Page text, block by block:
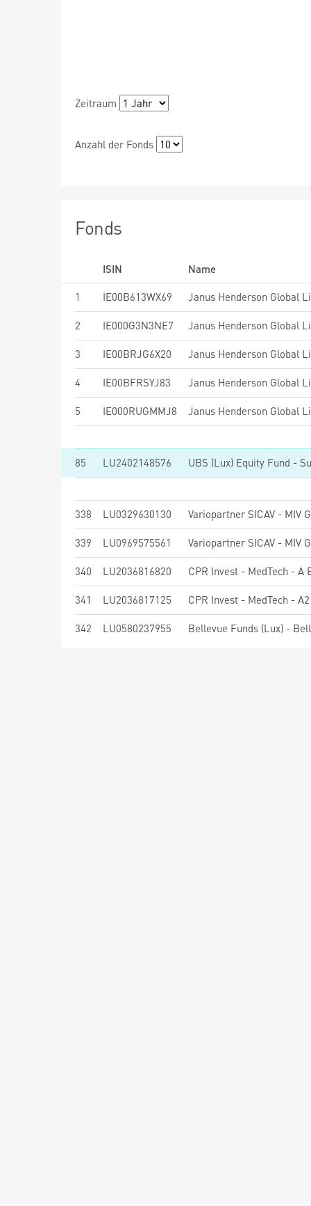
Zeitraum
Anzahl der Fonds
Fonds
ISIN
Name
1
IE00B613WX69 Janus Henderson Global
2 IE000G3N3NE7 Janus Henderson Global
3 IE00BRJG6X20 Janus Henderson Global
4 IE00BFRSYJ83 Janus Henderson Global
5 IE000RUGMMJ8 Janus Henderson Global
85 LU2402148576
338 LU0329630130 Variopartner SICAV - MIV
339 LU0969575561 Variopartner SICAV - MIV
340 LU2036816820 CPR Invest - MedTech - A
341 LU2036817125 CPR Invest - MedTech -
342 LU0580237955